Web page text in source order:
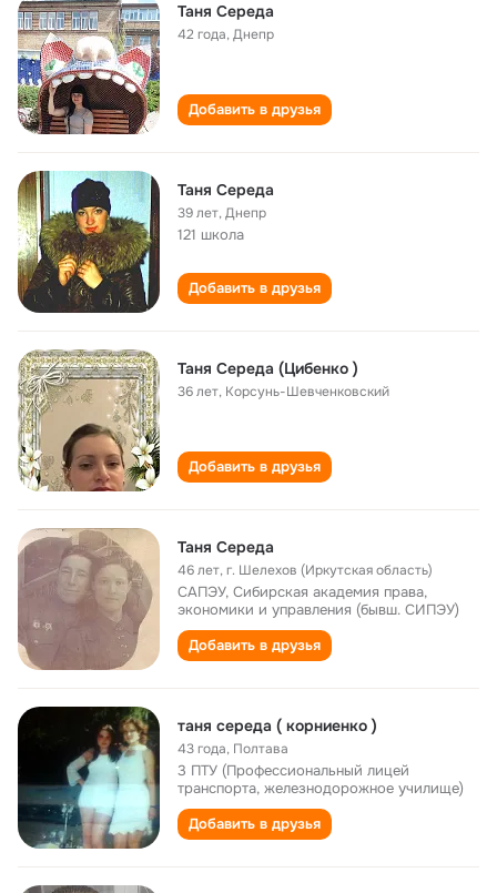
Таня Середа
42 года,Днепр
Добавить в друзья
Таня Середа
39 лет,Днепр
121 школа
Добавить в друзья
Таня Середа (Цибенко )
36 лет, Корсунь-Шевченковский
Добавить в друзья
Таня Середа
46 лет,г. Шелехов (Иркутская область)
САПЭУ, Сибирская академия права,
экономики и управления (бывш. СИПЭУ)
Добавить в друзья
таня середа ( корниенко )
43 года, Полтава
3 ПТУ (Профессиональный лицей
транспорта, железнодорожное училище)
Добавить в друзья